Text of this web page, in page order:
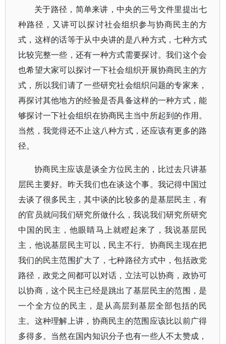
关于路径，简单来讲，中央的三号文件里提出七
种路径，又讲可以探讨社会组织参与协商民主的方
式，这样的话等于从中央讲的是八种方式，七种方式
比较完整一些，还有一种方式需要探讨。我们这个会
也希望大家可以探讨一下社会组织开展协商民主的方
式，所以我们请了一些研究社会组织问题的专家来，
再探讨其他地方的经验是否具备这样的一种方式，能
够探讨一下社会组织在协商民主当中所起到的作用。
当然，我觉得还不止这八种方式，还应该有更多的路
径。
协商民主应该是谈全方位民主的，比过去只讲基
层民主要好。昨天我们也在谈这个事。我记得中国过
去谈了很多民主，其中谈的比较多的是基层民主，有
的官员就问我们研究所做什么，我说我们研究所研究
中国的民主，他眼睛马上就瞪起来了，我说基层民
主，他说基层民主可以，民主不行。协商民主现在把
我们的民主范围扩大了，七种路径方式中，包括政党
路径，政党之间都可以对话，立法可以协商，政协可
以协商，这个民主已经是跳出了基层民主的范围，是
一个全方位的民主，是从高层到基层全部包括的民
主。这种理解上讲，协商民主的范围应该比以前广得
多得多。当然在国内知识分子也有一些人不太赞成，